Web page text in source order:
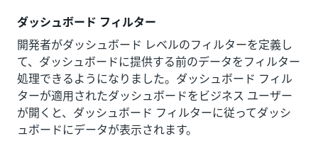
ダッシュボード フィルター
開発者がダッシュボード レベルのフィルターを定義し
て、ダッシュボードに提供する前のデータをフィルター
処理できるようになりました。ダッシュボード フィル
ターが適用されたダッシュボードをビジネス ユーザー
が開くと、ダッシュボード フィルターに従ってダッシ
ュボードにデータが表示されます。